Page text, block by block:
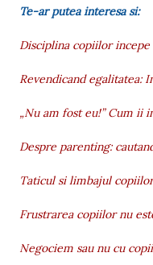
Te-ar putea interesa si:
Disciplina copiilor
Revendicand egalitatea:
„Nu am fost eu!” Cum ii
Despre parenting:
Taticul si limbajul copiilor
Frustrarea copiilor nu
Negociem sau nu cu